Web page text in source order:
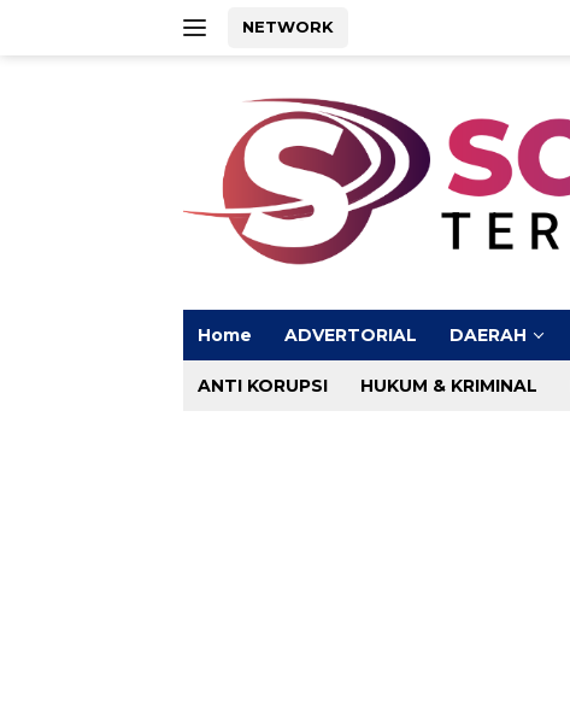
NETWORK
Home ADVERTORIAL DAERAH
ANTI KORUPSI HUKUM & KRIMINAL